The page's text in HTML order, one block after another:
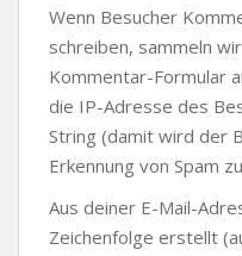
Wenn Besucher
schreiben, sammeln
Kommentar-Formular
die IP-Adresse des
String (damit wird der
Erkennung von Spam
Aus deiner E-Mail-
Zeichenfolge erstellt